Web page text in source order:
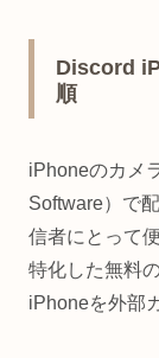
Discord
順
iPhoneのカメ
Software）で
信者にとって
特化した無料
iPhoneを外部